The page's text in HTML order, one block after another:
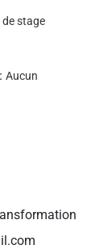
stage
Aucun